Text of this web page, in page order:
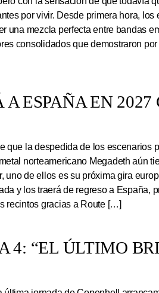
por vivir. Desde primera hora,
una mezcla perfecta entre bandas
consolidados que demostraron
ESPAÑA EN 2027
que la despedida de los escenarios
norteamericano Megadeth aún
uno de ellos es su próxima gira
y los traerá de regreso a España,
recintos gracias a Route […]
4: “EL ÚLTIMO